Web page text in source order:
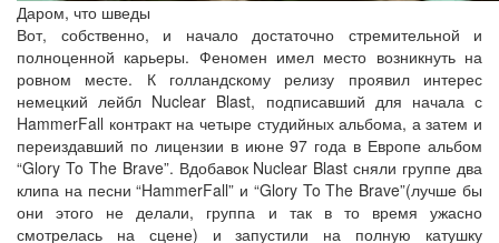
Даром, что шведы
Вот, собственно, и начало достаточно стремительной и
полноценной карьеры. Феномен имел место возникнуть на
ровном месте. К голландскому релизу проявил интерес
немецкий лейбл Nuclear Blast, подписавший для начала с
HammerFall контракт на четыре студийных альбома, а затем и
переиздавший по лицензии в июне 97 года в Европе альбом
“Glory To The Brave”. Вдобавок Nuclear Blast сняли группе два
клипа на песни “HammerFall” и “Glory To The Brave”(лучше бы
они этого не делали, группа и так в то время ужасно
смотрелась на сцене) и запустили на полную катушку